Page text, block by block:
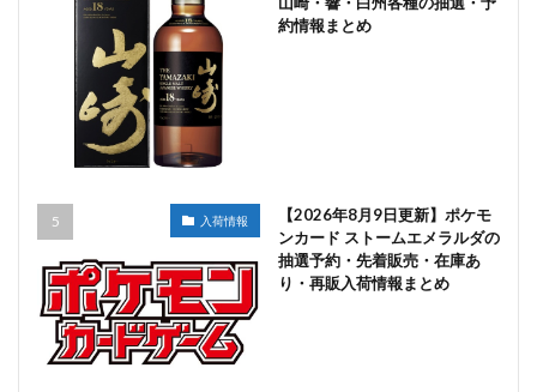
約情報まとめ
入荷情報
【2026年8月9日更新】ポケモ
ンカード ストームエメラルダの
抽選予約・先着販売・在庫あ
り・再販入荷情報まとめ